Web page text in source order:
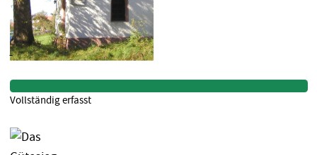
Vollständig erfasst